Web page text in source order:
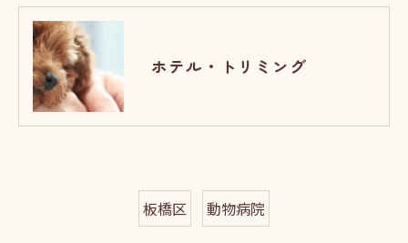
ホテル・トリミング
板橋区 動物病院